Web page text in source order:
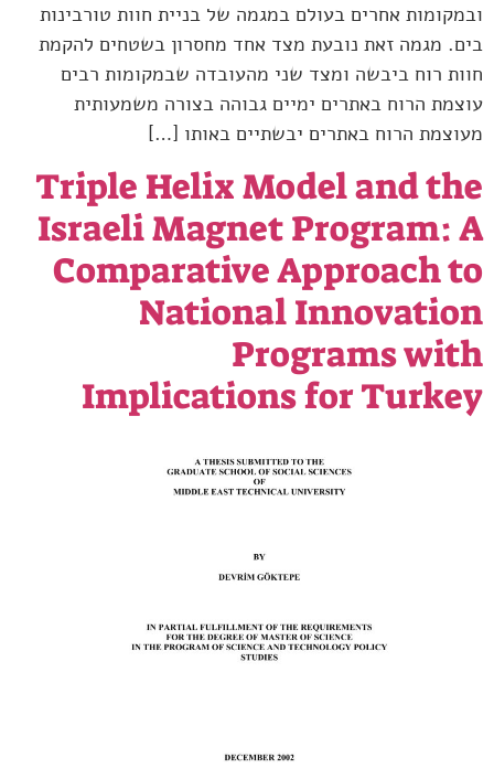
ובמקומות אחרים בעולם במגמה של בניית חוות טורבינות
בים. מגמה זאת נובעת מצד אחד מחסרון בשטחים להקמת
חוות רוח ביבשה ומצד שני מהעובדה שבמקומות רבים
עוצמת הרוח באתרים ימיים גבוהה בצורה משמעותית
מעוצמת הרוח באתרים יבשתיים באותו […]
Triple Helix Model and the
Israeli Magnet Program: A
Comparative Approach to
National Innovation
Programs with
Implications for Turkey